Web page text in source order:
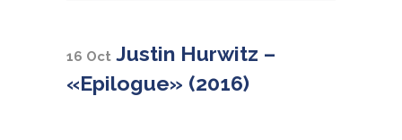
16 Oct Justin Hurwitz –
«Epilogue» (2016)